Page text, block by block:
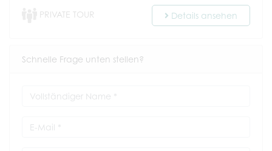
PRIVATE TOUR Details ansehen
Schnelle Frage unten stellen?